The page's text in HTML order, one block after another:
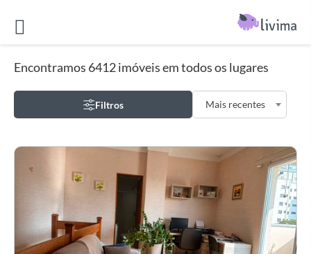
Encontramos 6412 imóveis em todos os lugares
Filtros Mais recentes